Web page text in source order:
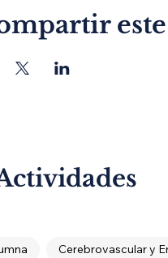
Cerebrovascular y